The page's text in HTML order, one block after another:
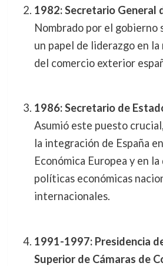
1982: Secretario General
Nombrado por el gobierno
un papel de liderazgo en
del comercio exterior
1986: Secretario de
Asumió este puesto
la integración de España
Económica Europea y en
políticas económicas
internacionales.
1991-1997: Presidencia
Superior de Cámaras de